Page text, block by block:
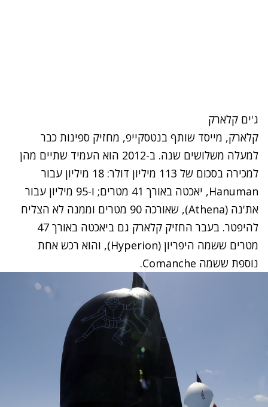
ג'ים קלארק
קלארק, מייסד שותף בנטסקייפ, מחזיק ספינות כבר
למעלה משלושים שנה. ב-2012 הוא העמיד שתיים מהן
למכירה בסכום של 113 מיליון דולר: 18 מיליון עבור
Hanuman
, יאכטה באורך 41 מטרים; ו-95 מיליון עבור
את'נה (Athena
), שאורכה 90 מטרים וממנה לא הצליח
להיפטר. בעבר החזיק קלארק גם ביאכטה באורך 47
מטרים ששמה היפריון (Hyperion), והוא רכש אחת
נוספת ששמה Comanche
.